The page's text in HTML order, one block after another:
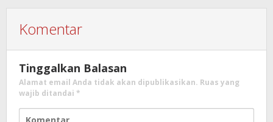
Komentar
Tinggalkan Balasan
Alamat email Anda tidak akan dipublikasikan. Ruas yang
wajib ditandai *